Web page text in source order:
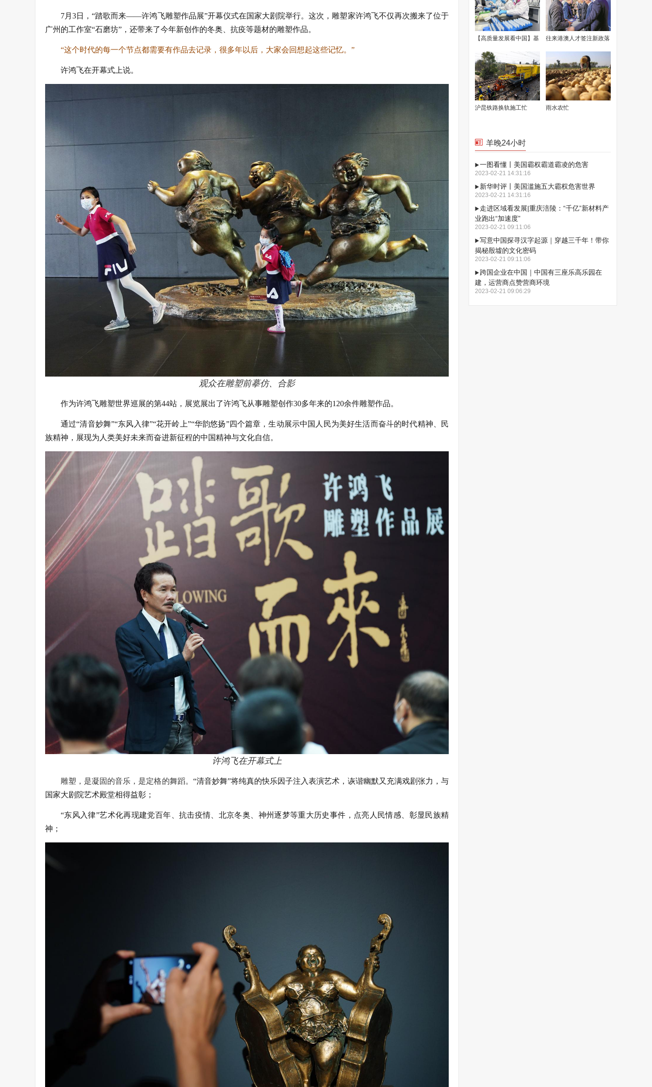
7月3日，“踏歌而来——许鸿飞雕塑作品展”开幕仪式在国家大剧院举行。这次，雕塑家许鸿飞不仅再次搬来了位于
广州的工作室“石磨坊”，还带来了今年新创作的冬奥、抗疫等题材的雕塑作品。
“这个时代的每一个节点都需要有作品去记录，很多年以后，大家会回想起这些记忆。”
许鸿飞在开幕式上说。
观众在雕塑前摹仿、合影
作为许鸿飞雕塑世界巡展的第44站，展览展出了许鸿飞从事雕塑创作30多年来的120余件雕塑作品。
通过“清音妙舞”“东风入律”“花开岭上”“华韵悠扬”四个篇章，生动展示中国人民为美好生活而奋斗的时代精神、民
族精神，展现为人类美好未来而奋进新征程的中国精神与文化自信。
许鸿飞在开幕式上
雕塑，是凝固的音乐，是定格的舞蹈。 “清音妙舞”将纯真的快乐因子注入表演艺术，诙谐幽默又充满戏剧张力，与
国家大剧院艺术殿堂相得益彰；
“东风入律”艺术化再现建党百年、抗击疫情、北京冬奥、神州逐梦等重大历史事件，点亮人民情感、彰显民族精
神；
【高质量发展看中国】基
因递送排头兵 可实现“个
性化”定制
往来港澳人才签注新政落
地首日 穗发出首批6份签
注
沪昆铁路换轨施工忙 雨水农忙
羊晚24小时
一图看懂丨美国霸权霸道霸凌的危害
2023-02-21 14:31:16
新华时评丨美国滥施五大霸权危害世界
2023-02-21 14:31:16
走进区域看发展|重庆涪陵：“千亿”新材料产
业跑出“加速度”
2023-02-21 09:11:06
写意中国探寻汉字起源｜穿越三千年！带你
揭秘殷墟的文化密码
2023-02-21 09:11:06
跨国企业在中国｜中国有三座乐高乐园在
建，运营商点赞营商环境
2023-02-21 09:06:29